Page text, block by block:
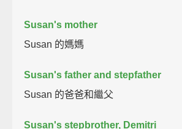
Susan's mother
Susan 的媽媽
Susan's father and stepfather
Susan 的爸爸和繼父
Susan's stepbrother, Demitri